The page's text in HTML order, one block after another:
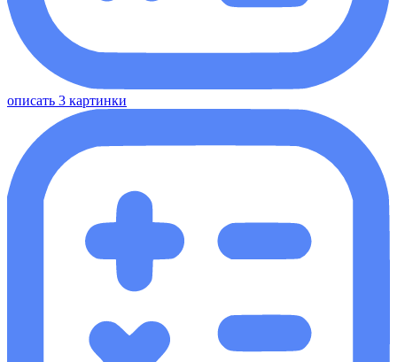
описать 3 картинки